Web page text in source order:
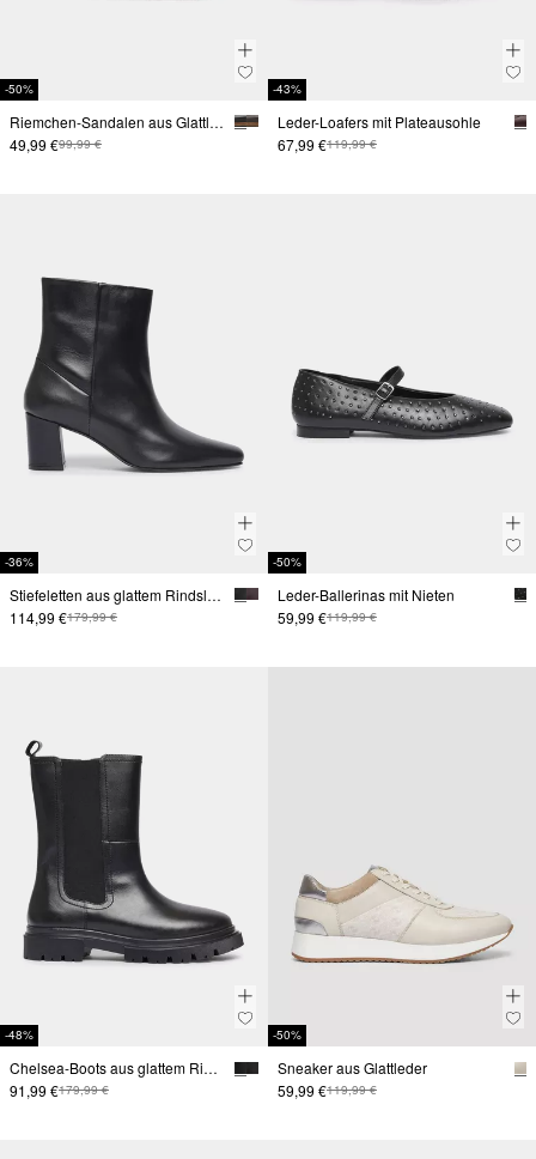
-50%
Riemchen-Sandalen aus Glattleder
49,99 €99,99 €
-43%
Leder-Loafers mit Plateausohle
67,99 €119,99 €
-36%
Stiefeletten aus glattem Rindsleder
114,99 €179,99 €
-50%
Leder-Ballerinas mit Nieten
59,99 €119,99 €
-48%
Chelsea-Boots aus glattem Rindsleder
91,99 €179,99 €
-50%
Sneaker aus Glattleder
59,99 €119,99 €